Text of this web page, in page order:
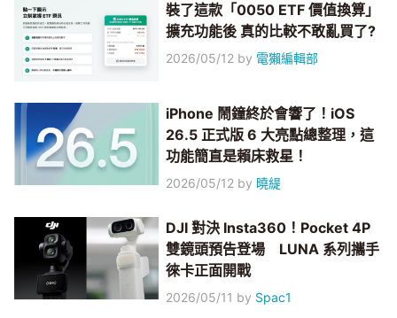
裝了這款「0050 ETF 價值換算」
擴充功能後 真的比較不敢亂買了?
2026/05/12 by 電獺編輯部
iPhone 鬧鐘終於會響了！iOS
26.5 正式版 6 大亮點總整理，這
功能簡直是賴床救星！
2026/05/12 by 曉緹
DJI 對決 Insta360！Pocket 4P
雙鏡頭預告登場 LUNA 系列攜手
徠卡正面開戰
2026/05/11 by Spac1